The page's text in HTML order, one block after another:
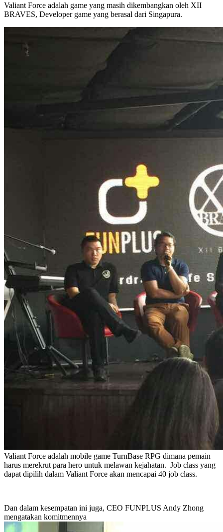
Valiant Force adalah game yang masih dikembangkan oleh XII
BRAVES, Developer game yang berasal dari Singapura.
Valiant Force adalah mobile game TurnBase RPG dimana pemain
harus merekrut para hero untuk melawan kejahatan. Job class yang
dapat dipilih dalam Valiant Force akan mencapai 40 job class.
Dan dalam kesempatan ini juga, CEO FUNPLUS Andy Zhong
mengatakan komitmennya